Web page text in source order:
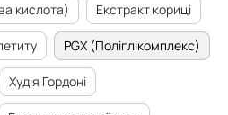
кислота) Екстракт кориці
PGX (Поліглікомплекс)
Худія Гордоні